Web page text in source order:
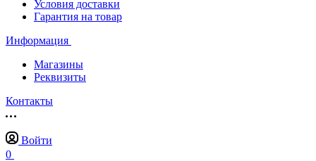
Условия доставки
Гарантия на товар
Информация
Магазины
Реквизиты
Контакты
Войти
0